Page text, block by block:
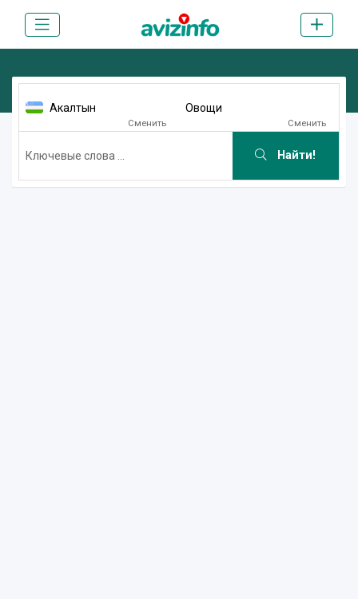
Акалтын
Сменить
Овощи
Сменить
Найти!